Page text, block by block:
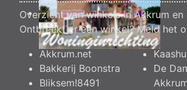
Overzicht van winkels in Akkrum en
Ontbreekt er een winkel?Meld het
Akkrum.net
Bakkerij Boonstra
Bliksem!8491
De